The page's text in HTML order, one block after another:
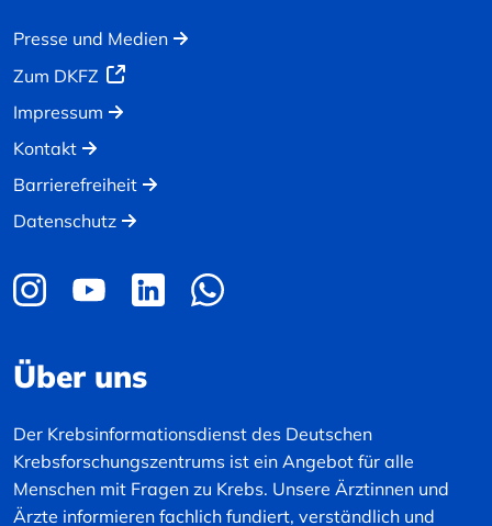
Presse und Medien
Zum DKFZ
Impressum
Kontakt
Barrierefreiheit
Datenschutz
Über uns
Der Krebsinformationsdienst des Deutschen
Krebsforschungszentrums ist ein Angebot für alle
Menschen mit Fragen zu Krebs. Unsere Ärztinnen und
Ärzte informieren fachlich fundiert, verständlich und